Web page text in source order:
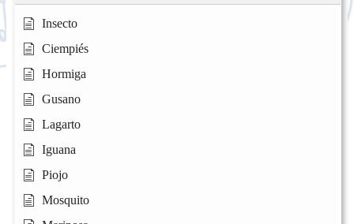
Insecto
Ciempiés
Hormiga
Gusano
Lagarto
Iguana
Piojo
Mosquito